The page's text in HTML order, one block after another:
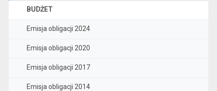
BUDŻET
Emisja obligacji 2024
Emisja obligacji 2020
Emisja obligacji 2017
Emisja obligacji 2014